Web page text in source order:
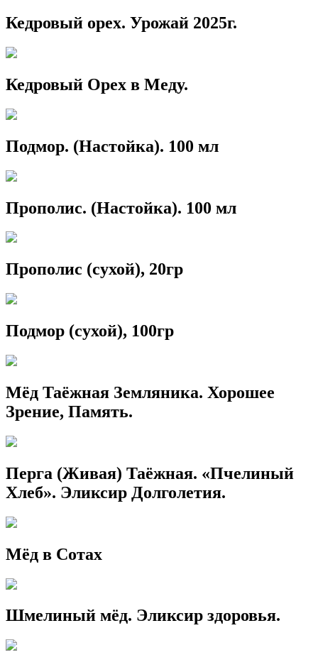
Кедровый орех. Урожай 2025г.
Кедровый Орех в Меду.
Подмор. (Настойка). 100 мл
Прополис. (Настойка). 100 мл
Прополис (сухой), 20гр
Подмор (сухой), 100гр
Мёд Таёжная Земляника. Хорошее
Зрение, Память.
Перга (Живая) Таёжная. «Пчелиный
Хлеб». Эликсир Долголетия.
Мёд в Сотах
Шмелиный мёд. Эликсир здоровья.